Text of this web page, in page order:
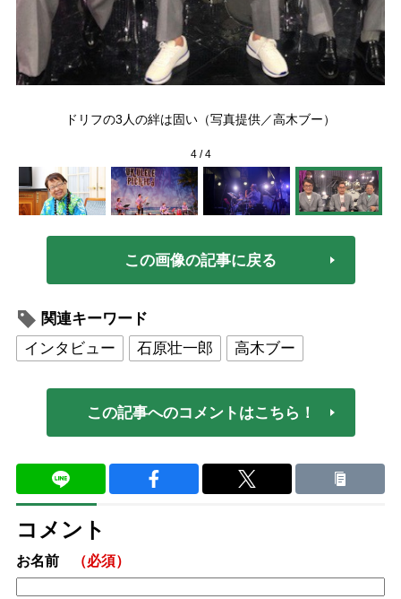
ドリフの3人の絆は固い（写真提供／高木ブー）
4/4
この画像の記事に戻る
関連キーワード
インタビュー
石原壮一郎 高木ブー
この記事へのコメントはこちら！
コメント
お名前 （必須）